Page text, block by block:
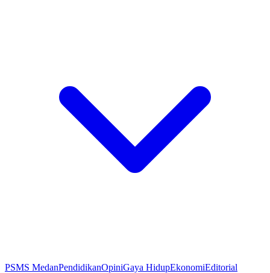
PSMS MedanPendidikanOpiniGaya HidupEkonomiEditorial